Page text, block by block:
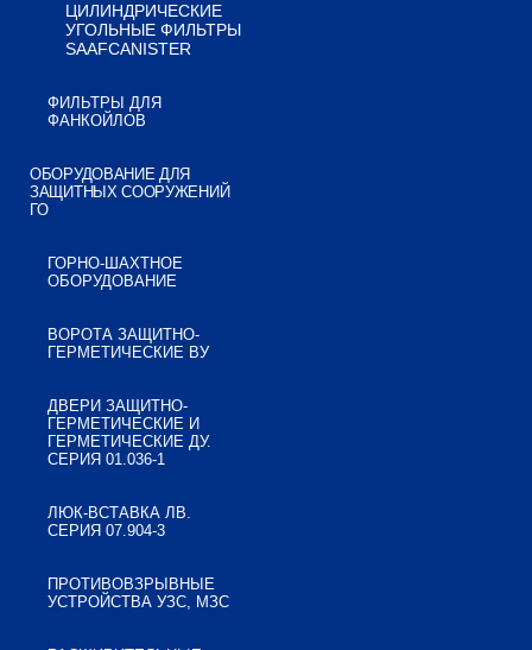
ЦИЛИНДРИЧЕСКИЕ
УГОЛЬНЫЕ ФИЛЬТРЫ
SAAFCANISTER
ФИЛЬТРЫ ДЛЯ
ФАНКОЙЛОВ
ОБОРУДОВАНИЕ ДЛЯ
ЗАЩИТНЫХ СООРУЖЕНИЙ
ГО
ГОРНО-ШАХТНОЕ
ОБОРУДОВАНИЕ
ВОРОТА ЗАЩИТНО-
ГЕРМЕТИЧЕСКИЕ ВУ
ДВЕРИ ЗАЩИТНО-
ГЕРМЕТИЧЕСКИЕ И
ГЕРМЕТИЧЕСКИЕ ДУ.
СЕРИЯ 01.036-1
ЛЮК-ВСТАВКА ЛВ.
СЕРИЯ 07.904-3
ПРОТИВОВЗРЫВНЫЕ
УСТРОЙСТВА УЗС, МЗС